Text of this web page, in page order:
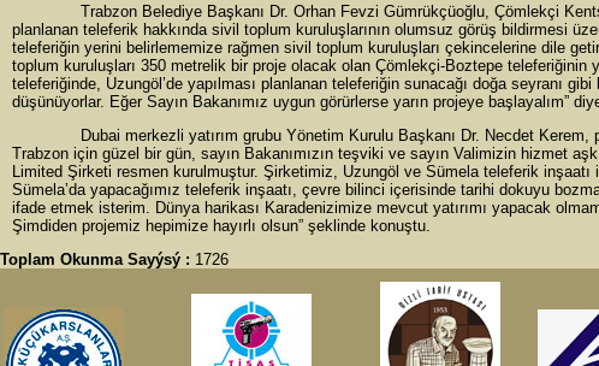
Trabzon Belediye Başkanı Dr. Orhan Fevzi Gümrükçüoğlu, Çömlekçi
planlanan teleferik hakkında sivil toplum kuruluşlarının olumsuz görüş bildirmesi
teleferiğin yerini belirlememize rağmen sivil toplum kuruluşları çekincelerine dile
toplum kuruluşları 350 metrelik bir proje olacak olan Çömlekçi-Boztepe teleferiğinin
teleferiğinde, Uzungöl’de yapılması planlanan teleferiğin sunacağı doğa seyranı
düşünüyorlar. Eğer Sayın Bakanımız uygun görürlerse yarın projeye başlayalım”
Dubai merkezli yatırım grubu Yönetim Kurulu Başkanı Dr. Necdet Kerem,
Trabzon için güzel bir gün, sayın Bakanımızın teşviki ve sayın Valimizin hizmet
Limited Şirketi resmen kurulmuştur. Şirketimiz, Uzungöl ve Sümela teleferik
Sümela’da yapacağımız teleferik inşaatı, çevre bilinci içerisinde tarihi dokuyu
ifade etmek isterim. Dünya harikası Karadenizimize mevcut yatırımı yapacak
Şimdiden projemiz hepimize hayırlı olsun” şeklinde konuştu.
Toplam Okunma Sayýsý : 1726